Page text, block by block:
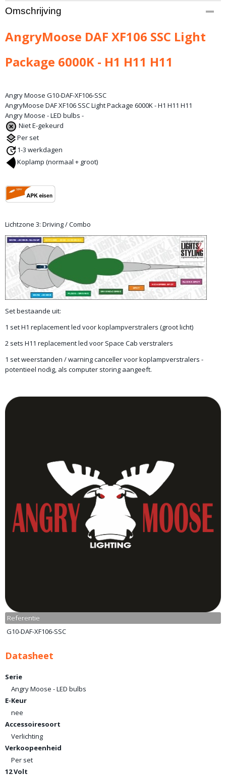
Productcode leverancier
G10-DAF-XF106-SSC
Omschrijving
AngryMoose DAF XF106 SSC Light
Package 6000K - H1 H11 H11
Angry Moose G10-DAF-XF106-SSC
AngryMoose DAF XF106 SSC Light Package 6000K - H1 H11 H11
Angry Moose - LED bulbs -
Niet E-gekeurd
Per set
1-3 werkdagen
Koplamp (normaal + groot)
Lichtzone 3: Driving / Combo
Set bestaande uit:
1 set H1 replacement led voor koplampverstralers (groot licht)
2 sets H11 replacement led voor Space Cab verstralers
1 set weerstanden / warning canceller voor koplampverstralers -
potentieel nodig, als computer storing aangeeft.
Referentie
G10-DAF-XF106-SSC
Datasheet
Serie
Angry Moose - LED bulbs
E-Keur
nee
Accessoiresoort
Verlichting
Verkoopeenheid
Per set
12 Volt